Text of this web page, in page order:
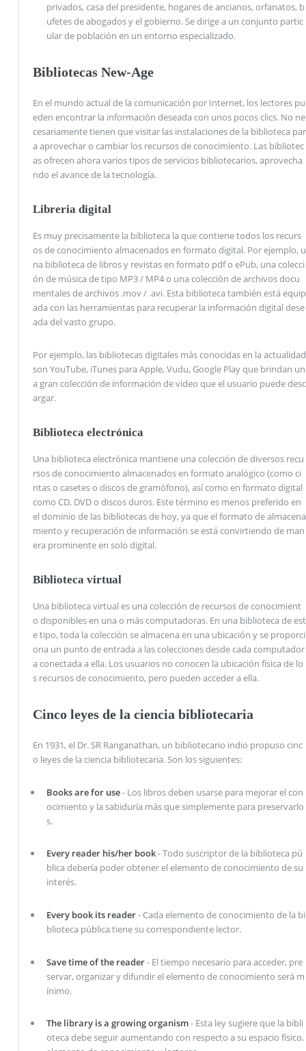
privados, casa del presidente, hogares de ancianos, orfanatos, b
ufetes de abogados y el gobierno. Se dirige a un conjunto partic
ular de población en un entorno especializado.
Bibliotecas New-Age
En el mundo actual de la comunicación por Internet, los lectores pu
eden encontrar la información deseada con unos pocos clics. No ne
cesariamente tienen que visitar las instalaciones de la biblioteca par
a aprovechar o cambiar los recursos de conocimiento. Las bibliotec
as ofrecen ahora varios tipos de servicios bibliotecarios, aprovecha
ndo el avance de la tecnología.
Libreria digital
Es muy precisamente la biblioteca la que contiene todos los recurs
os de conocimiento almacenados en formato digital. Por ejemplo, u
na biblioteca de libros y revistas en formato pdf o ePub, una colecci
ón de música de tipo MP3 / MP4 o una colección de archivos docu
mentales de archivos .mov / .avi. Esta biblioteca también está equip
ada con las herramientas para recuperar la información digital dese
ada del vasto grupo.
Por ejemplo, las bibliotecas digitales más conocidas en la actualidad
son YouTube, iTunes para Apple, Vudu, Google Play que brindan un
a gran colección de información de video que el usuario puede desc
argar.
Biblioteca electrónica
Una biblioteca electrónica mantiene una colección de diversos recu
rsos de conocimiento almacenados en formato analógico (como ci
ntas o casetes o discos de gramófono), así como en formato digital
como CD, DVD o discos duros. Este término es menos preferido en
el dominio de las bibliotecas de hoy, ya que el formato de almacena
miento y recuperación de información se está convirtiendo de man
era prominente en solo digital.
Biblioteca virtual
Una biblioteca virtual es una colección de recursos de conocimient
o disponibles en una o más computadoras. En una biblioteca de est
e tipo, toda la colección se almacena en una ubicación y se proporci
ona un punto de entrada a las colecciones desde cada computador
a conectada a ella. Los usuarios no conocen la ubicación física de lo
s recursos de conocimiento, pero pueden acceder a ella.
Cinco leyes de la ciencia bibliotecaria
En 1931, el Dr. SR Ranganathan, un bibliotecario indio propuso cinc
o leyes de la ciencia bibliotecaria. Son los siguientes:
Books are for use- Los libros deben usarse para mejorar el con
ocimiento y la sabiduría más que simplemente para preservarlo
s.
Every reader his/her book- Todo suscriptor de la biblioteca pú
blica debería poder obtener el elemento de conocimiento de su
interés.
Every book its reader- Cada elemento de conocimiento de la bi
blioteca pública tiene su correspondiente lector.
Save time of the reader- El tiempo necesario para acceder, pre
servar, organizar y difundir el elemento de conocimiento será m
ínimo.
The library is a growing organism- Esta ley sugiere que la bibli
oteca debe seguir aumentando con respecto a su espacio físico,